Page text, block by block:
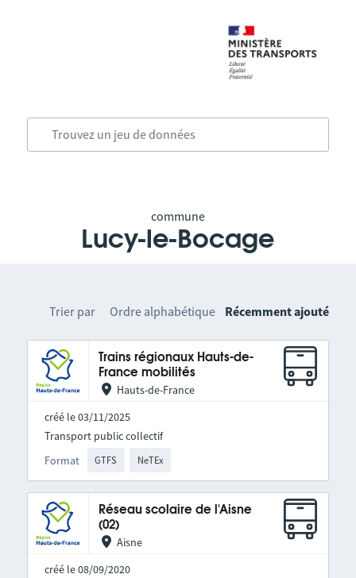
commune
Lucy-le-Bocage
Trier par Ordre alphabétique Récemment ajouté
Trains régionaux Hauts-de-
France mobilités
Hauts-de-France
créé le 03/11/2025
Format GTFS NeTEx
Transport public collectif
Réseau scolaire de l'Aisne
(02)
Aisne
créé le 08/09/2020